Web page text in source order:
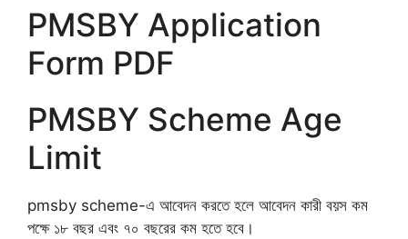
PMSBY Application
Form PDF
PMSBY Scheme Age
Limit
pmsby scheme-এ আবেদন করতে হলে আবেদন কারী বয়স কম
পক্ষে ১৮ বছর এবং ৭০ বছরের কম হতে হবে।